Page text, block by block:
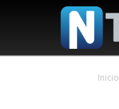
Inicio